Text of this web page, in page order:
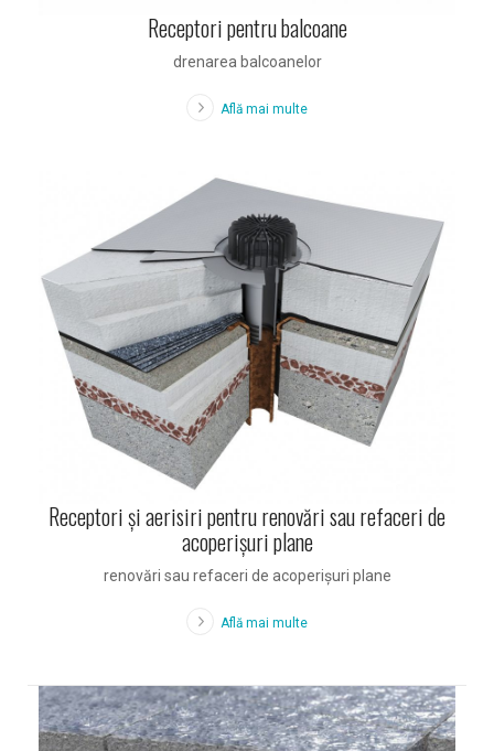
Receptori pentru balcoane
drenarea balcoanelor
Află mai multe
Receptori și aerisiri pentru renovări sau refaceri de
acoperișuri plane
renovări sau refaceri de acoperişuri plane
Află mai multe